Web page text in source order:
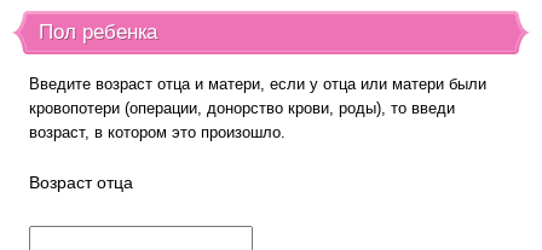
Пол ребенка
Введите возраст отца и матери, если у отца или матери были
кровопотери (операции, донорство крови, роды), то введи
возраст, в котором это произошло.
Возраст отца